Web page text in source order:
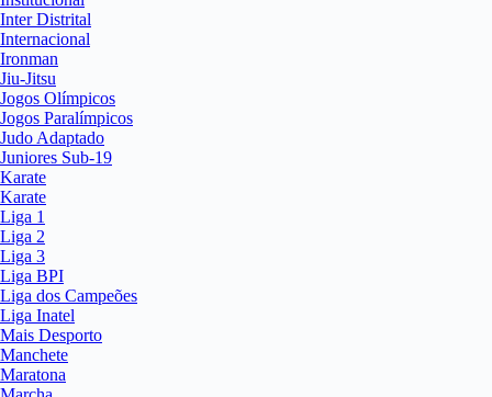
Inter Distrital
Internacional
Ironman
Jiu-Jitsu
Jogos Olímpicos
Jogos Paralímpicos
Judo Adaptado
Juniores Sub-19
Karate
Karate
Liga 1
Liga 2
Liga 3
Liga BPI
Liga dos Campeões
Liga Inatel
Mais Desporto
Manchete
Maratona